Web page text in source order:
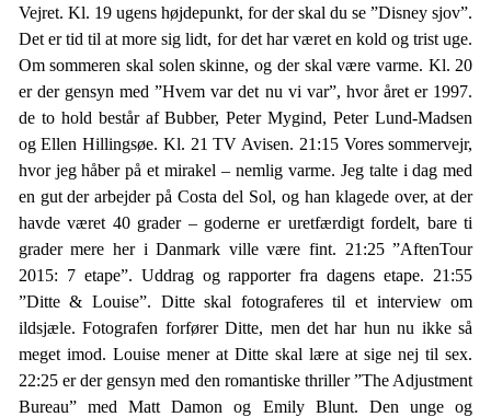
Vejret. Kl. 19 ugens højdepunkt, for der skal du se ”Disney sjov”.
Det er tid til at more sig lidt, for det har været en kold og trist uge.
Om sommeren skal solen skinne, og der skal være varme. Kl. 20
er der gensyn med ”Hvem var det nu vi var”, hvor året er 1997.
de to hold består af Bubber, Peter Mygind, Peter Lund-Madsen
og Ellen Hillingsøe. Kl. 21 TV Avisen. 21:15 Vores sommervejr,
hvor jeg håber på et mirakel – nemlig varme. Jeg talte i dag med
en gut der arbejder på Costa del Sol, og han klagede over, at der
havde været 40 grader – goderne er uretfærdigt fordelt, bare ti
grader mere her i Danmark ville være fint. 21:25 ”AftenTour
2015: 7 etape”. Uddrag og rapporter fra dagens etape. 21:55
”Ditte & Louise”. Ditte skal fotograferes til et interview om
ildsjæle. Fotografen forfører Ditte, men det har hun nu ikke så
meget imod. Louise mener at Ditte skal lære at sige nej til sex.
22:25 er der gensyn med den romantiske thriller ”The Adjustment
Bureau” med Matt Damon og Emily Blunt. Den unge og